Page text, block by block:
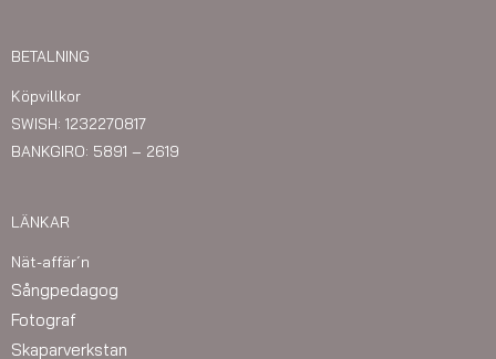
BETALNING
Köpvillkor
SWISH: 1232270817
BANKGIRO: 5891 – 2619
LÄNKAR
Nät-affär´n
Sångpedagog
Fotograf
Skaparverkstan